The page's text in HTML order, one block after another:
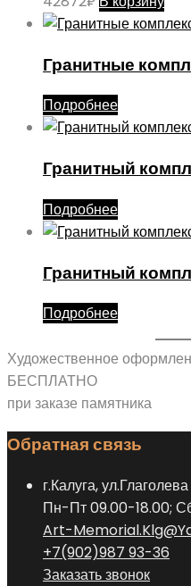
Гранитные
Подробнее
Гранитный
Подробнее
Гранитный
Подробнее
Художественное
БЕСПЛАТНО
при заказе памятника
Обратная связь
г.Калуга,
Пн-Пт 09.00-18.00;
Art-
+7(902)987 93-36
Заказать звонок